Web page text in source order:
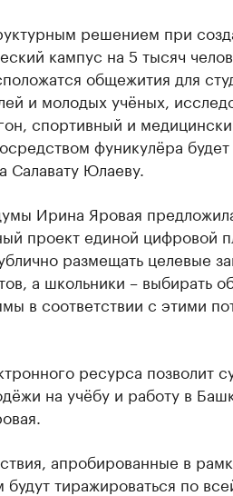
решением при
кампус на 5 тысяч
общежития для
и молодых учёных,
спортивный и
фуникулёра
Салавату Юлаеву.
Ирина Яровая
проект единой цифровой
размещать целевые
а школьники – выбирать
в соответствии с этими
ресурса позволит
на учёбу и работу в
апробированные в
тиражироваться по